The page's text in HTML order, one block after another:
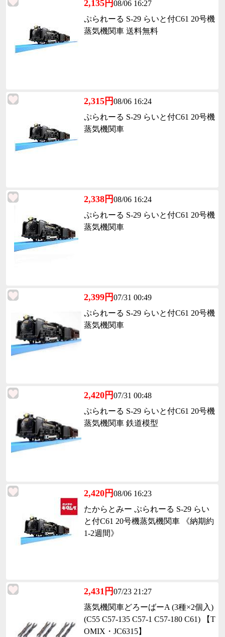
2,135円08/06 16:27
ぷられーる S-29 らいと付C61 20号機
蒸気機関車 送料無料
2,315円08/06 16:24
ぷられーる S-29 らいと付C61 20号機
蒸気機関車
2,338円08/06 16:24
ぷられーる S-29 らいと付C61 20号機
蒸気機関車
2,399円07/31 00:49
ぷられーる S-29 らいと付C61 20号機
蒸気機関車
2,420円07/31 00:48
ぷられーる S-29 らいと付C61 20号機
蒸気機関車 鉄道模型
2,420円08/06 16:23
たからとみー ぷられーる S-29 らい
と付C61 20号機蒸気機関車 《納期約
1-2週間》
2,431円07/23 21:27
蒸気機関車どろーばーA (3種×2個入)
(C55 C57-135 C57-1 C57-180 C61) 【T
OMIX・JC6315】